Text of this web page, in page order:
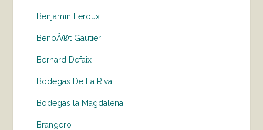
Benjamin Leroux
BenoÃ®t Gautier
Bernard Defaix
Bodegas De La Riva
Bodegas la Magdalena
Brangero